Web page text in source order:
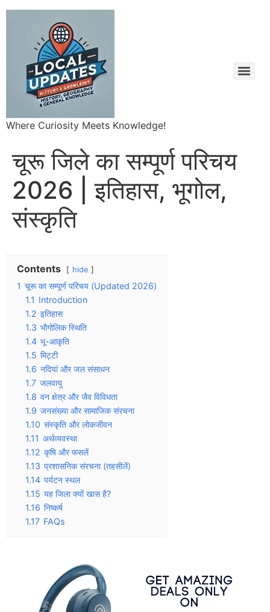
Where Curiosity Meets Knowledge!
चूरू जिले का सम्पूर्ण परिचय
2026 | इतिहास, भूगोल,
संस्कृति
Contents hide
1 चूरू का सम्पूर्ण परिचय (Updated 2026)
1.1 Introduction
1.2 इतिहास
1.3 भौगोलिक स्थिति
1.4 भू-आकृति
1.5 मिट्टी
1.6 नदियां और जल संसाधन
1.7 जलवायु
1.8 वन क्षेत्र और जैव विविधता
1.9 जनसंख्या और सामाजिक संरचना
1.10 संस्कृति और लोकजीवन
1.11 अर्थव्यवस्था
1.12 कृषि और फसलें
1.13 प्रशासनिक संरचना (तहसीलें)
1.14 पर्यटन स्थल
1.15 यह जिला क्यों खास है?
1.16 निष्कर्ष
1.17 FAQs